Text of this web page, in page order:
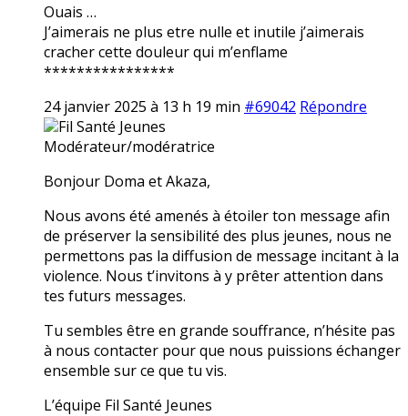
Ouais …
J’aimerais ne plus etre nulle et inutile j’aimerais
cracher cette douleur qui m’enflame
****************
24 janvier 2025 à 13 h 19 min #69042 Répondre
Fil Santé Jeunes
Modérateur/modératrice
Bonjour Doma et Akaza,
Nous avons été amenés à étoiler ton message afin
de préserver la sensibilité des plus jeunes, nous ne
permettons pas la diffusion de message incitant à la
violence. Nous t’invitons à y prêter attention dans
tes futurs messages.
Tu sembles être en grande souffrance, n’hésite pas
à nous contacter pour que nous puissions échanger
ensemble sur ce que tu vis.
L’équipe Fil Santé Jeunes